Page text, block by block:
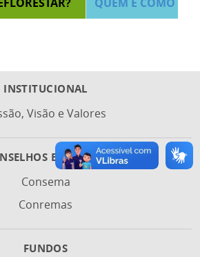
FLORESTAIS
PELO
PROGRAMA
INSTITUCIONAL
Visão e Valores
E COMITÊS
Consema
Conremas
FUNDOS